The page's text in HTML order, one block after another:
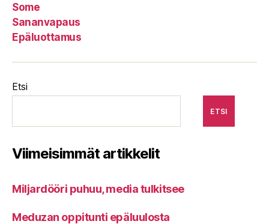
Some
Sananvapaus
Epäluottamus
Etsi
ETSI
Viimeisimmät artikkelit
Miljardööri puhuu, media tulkitsee
Meduzan oppitunti epäluulosta